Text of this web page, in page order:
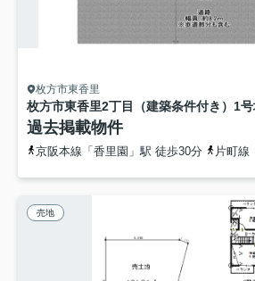
枚方市東香里
枚方市東香里2丁目（建築条件付き） 1
過去掲載物件
京阪本線「香里園」駅 徒歩30分 片町線
売地